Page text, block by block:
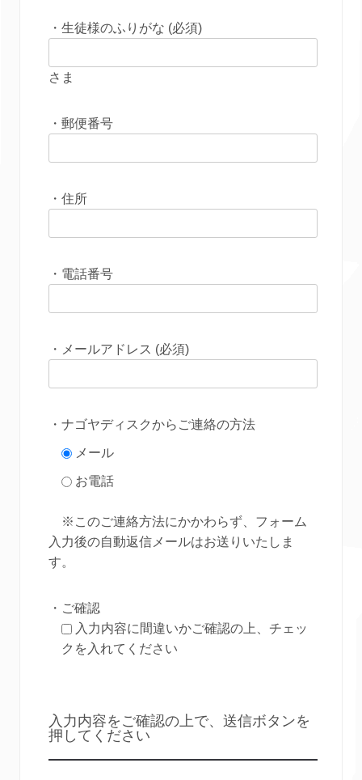
・生徒様のふりがな (必須)
さま
・郵便番号
・住所
・電話番号
・メールアドレス (必須)
・ナゴヤディスクからご連絡の方法
メール
お電話
※このご連絡方法にかかわらず、フォーム
入力後の自動返信メールはお送りいたしま
す。
・ご確認
入力内容に間違いかご確認の上、チェッ
クを入れてください
入力内容をご確認の上で、送信ボタンを
押してください